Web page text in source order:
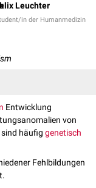
Leuchter
in der Humanmedizin
Entwicklung
von
sind häufig genetisch
Fehlbildungen